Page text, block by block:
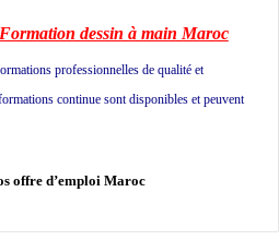
dessin à main Maroc
professionnelles de qualité et
continue sont disponibles et peuvent
offre d’emploi Maroc